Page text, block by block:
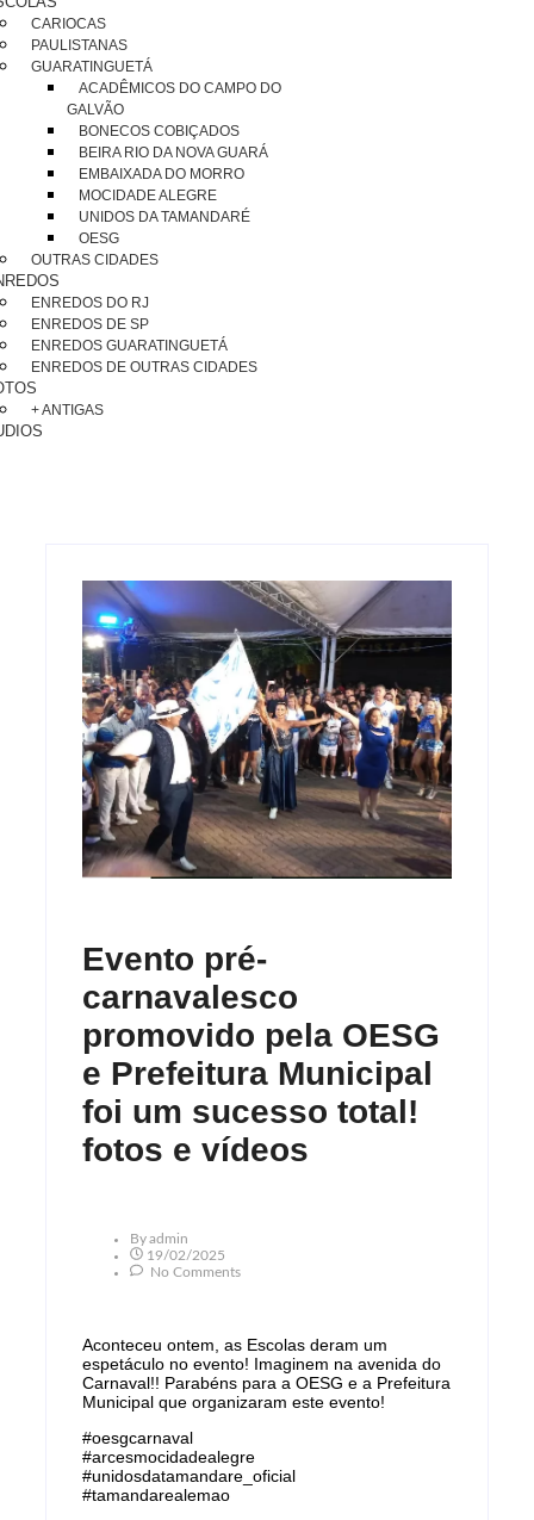
CARIOCAS
PAULISTANAS
GUARATINGUETÁ
ACADÊMICOS DO CAMPO DO
GALVÃO
BONECOS COBIÇADOS
BEIRA RIO DA NOVA GUARÁ
EMBAIXADA DO MORRO
MOCIDADE ALEGRE
UNIDOS DA TAMANDARÉ
OESG
OUTRAS CIDADES
ENREDOS DO RJ
ENREDOS DE SP
ENREDOS GUARATINGUETÁ
ENREDOS DE OUTRAS CIDADES
+ ANTIGAS
Evento pré-
carnavalesco
promovido pela OESG
e Prefeitura Municipal
foi um sucesso total!
fotos e vídeos
ByAdmin
19/02/2025
No Comments
Aconteceu ontem, as Escolas deram um
espetáculo no evento! Imaginem na avenida do
Carnaval!! Parabéns para a OESG e a Prefeitura
Municipal que organizaram este evento!
#oesgcarnaval
#arcesmocidadealegre
#unidosdatamandare_oficial
#tamandarealemao